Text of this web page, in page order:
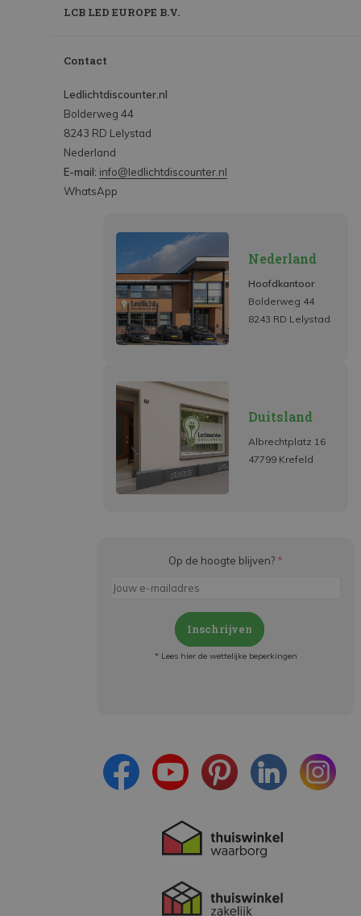
LCB LED EUROPE B.V.
Contact
Ledlichtdiscounter.nl
Bolderweg 44
8243 RD Lelystad
Nederland
E-mail: info@ledlichtdiscounter.nl
WhatsApp
Nederland
Hoofdkantoor
Bolderweg 44
8243 RD Lelystad
Duitsland
Albrechtplatz 16
47799 Krefeld
Op de hoogte blijven? *
Inschrijven
* Lees hier de wettelijke beperkingen